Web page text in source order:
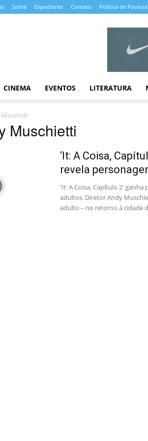
Sobre Expediente Contato Política de
CINEMA EVENTOS LITERATURA
Muschietti
‘It: A Coisa,
revela
'It: A Coisa, Capítulo 2'
adultos. Diretor Andy
adulto – no retorno à cidade